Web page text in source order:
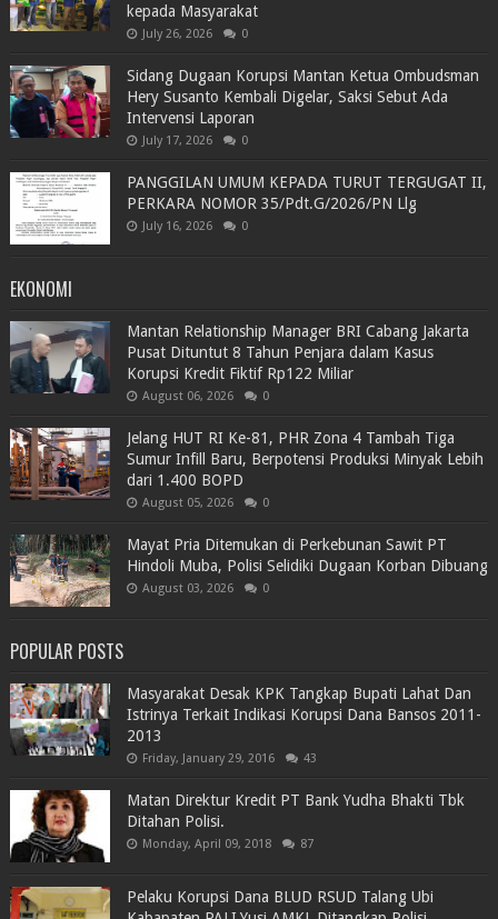
kepada Masyarakat
July 26, 2026 0
Sidang Dugaan Korupsi Mantan Ketua Ombudsman
Hery Susanto Kembali Digelar, Saksi Sebut Ada
Intervensi Laporan
July 17, 2026 0
PANGGILAN UMUM KEPADA TURUT TERGUGAT II,
PERKARA NOMOR 35/Pdt.G/2026/PN Llg
July 16, 2026 0
EKONOMI
Mantan Relationship Manager BRI Cabang Jakarta
Pusat Dituntut 8 Tahun Penjara dalam Kasus
Korupsi Kredit Fiktif Rp122 Miliar
August 06, 2026 0
Jelang HUT RI Ke-81, PHR Zona 4 Tambah Tiga
Sumur Infill Baru, Berpotensi Produksi Minyak Lebih
dari 1.400 BOPD
August 05, 2026 0
Mayat Pria Ditemukan di Perkebunan Sawit PT
Hindoli Muba, Polisi Selidiki Dugaan Korban Dibuang
August 03, 2026 0
POPULAR POSTS
Masyarakat Desak KPK Tangkap Bupati Lahat Dan
Istrinya Terkait Indikasi Korupsi Dana Bansos 2011-
2013
Friday, January 29, 2016 43
Matan Direktur Kredit PT Bank Yudha Bhakti Tbk
Ditahan Polisi.
Monday, April 09, 2018 87
Pelaku Korupsi Dana BLUD RSUD Talang Ubi